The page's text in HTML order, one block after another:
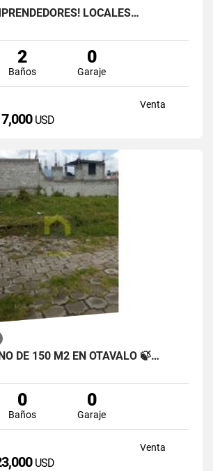
LOCALES…
2
Baños
0
Garaje
Venta
USD
DE 150 M2 EN OTAVALO 🍃…
0
Baños
0
Garaje
Venta
USD